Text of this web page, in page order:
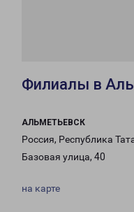
Филиалы в
АЛЬМЕТЬЕВСК
Россия, Республика
Базовая улица, 40
на карте